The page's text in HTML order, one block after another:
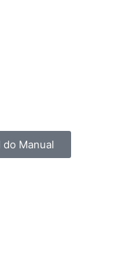
Manual